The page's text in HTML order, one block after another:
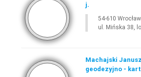
j.
54-610 Wrocław
ul. Mińska 38,
Machajski
geodezyjno -